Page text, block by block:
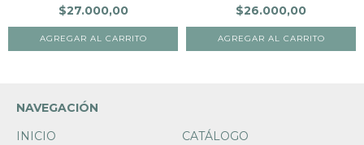
$27.000,00 $26.000,00
NAVEGACIÓN
INICIO
CATÁLOGO